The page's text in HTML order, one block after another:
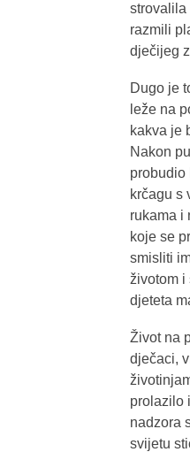
strovalila
razmili
dječijeg
Dugo je
leže na
kakva je
Nakon
probudio
krčagu s
rukama i
koje se
smisliti
životom i
djeteta
Život na
dječaci,
prolazilo
nadzora
svijetu